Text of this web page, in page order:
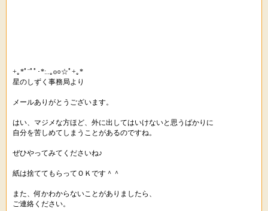
+｡*ﾟ¨ﾟﾟ･*:..｡o○☆ﾟ+｡*
星のしずく事務局より
メールありがとうございます。
はい、マジメな方ほど、外に出してはいけないと思うばかりに
自分を苦しめてしまうことがあるのですね。
ぜひやってみてくださいね♪
紙は捨ててもらってＯＫです＾＾
また、何かわからないことがありましたら、
ご連絡ください。